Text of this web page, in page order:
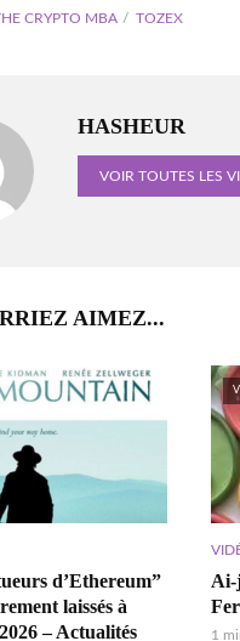
CRYPTO MBA TOZEX
HASHEUR
VOIR TOUTES LES
AIMEZ...
d’Ethereum”
laissés à
– Actualités
Ai-
1